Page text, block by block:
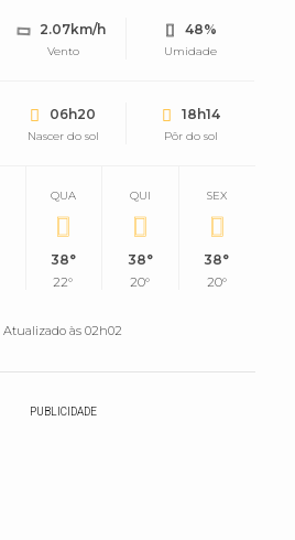
2.07km/h
Vento
48%
Umidade
06h20
Nascer do sol
18h14
Pôr do sol
QUA
38°
22°
QUI
38°
20°
SEX
38°
20°
Atualizado às 02h02
PUBLICIDADE